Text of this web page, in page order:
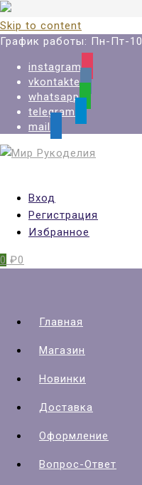
Skip to content
График работы: Пн-Пт-
instagram
vkontakte
whatsapp
telegram
mail
Вход
Регистрация
Избранное
0 ₽0
Главная
Магазин
Новинки
Доставка
Оформление
Вопрос-Ответ